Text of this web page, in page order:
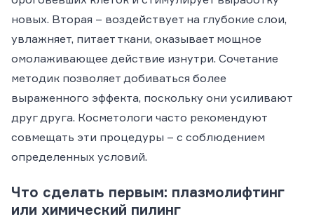
новых. Вторая – воздействует на глубокие слои,
увлажняет, питает ткани, оказывает мощное
омолаживающее действие изнутри. Сочетание
методик позволяет добиваться более
выраженного эффекта, поскольку они усиливают
друг друга. Косметологи часто рекомендуют
совмещать эти процедуры – с соблюдением
определенных условий.
Что сделать первым: плазмолифтинг
или химический пилинг